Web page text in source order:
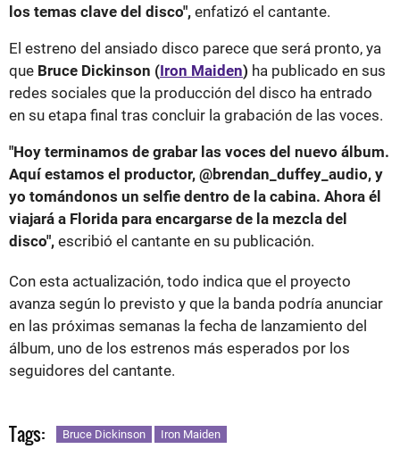
los temas clave del disco", enfatizó el cantante.
El estreno del ansiado disco parece que será pronto, ya
que Bruce Dickinson (Iron Maiden) ha publicado en sus
redes sociales que la producción del disco ha entrado
en su etapa final tras concluir la grabación de las voces.
"Hoy terminamos de grabar las voces del nuevo álbum.
Aquí estamos el productor, @brendan_duffey_audio, y
yo tomándonos un selfie dentro de la cabina. Ahora él
viajará a Florida para encargarse de la mezcla del
disco", escribió el cantante en su publicación.
Con esta actualización, todo indica que el proyecto
avanza según lo previsto y que la banda podría anunciar
en las próximas semanas la fecha de lanzamiento del
álbum, uno de los estrenos más esperados por los
seguidores del cantante.
Tags: Bruce Dickinson Iron Maiden